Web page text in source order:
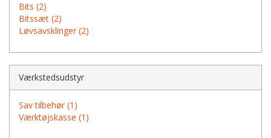
Bits (2)
Bitssæt (2)
Løvsavsklinger (2)
Værkstedsudstyr
Sav tilbehør (1)
Værktøjskasse (1)